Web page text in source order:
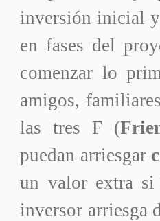
inversión inicial y
en fases del
comenzar lo
amigos,
las tres F (
puedan arriesgar
un valor extra si
inversor arriesga